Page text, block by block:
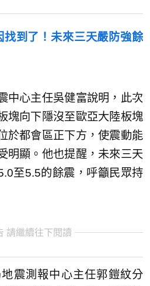
到了！未來三天嚴防強餘
中心主任吳健富說明，此次
塊向下隱沒至歐亞大陸板塊
於都會區正下方，使震動能
明顯。他也提醒，未來三天
至5.5的餘震，呼籲民眾持
請繼續往下閱讀
震測報中心主任郭鎧紋分